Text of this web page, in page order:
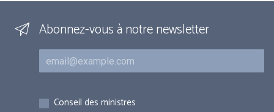
Abonnez-vous à notre newsletter
Courriel
Inscriptions
Conseil des ministres